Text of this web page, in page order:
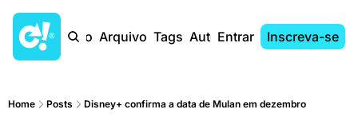
Início Arquivo Tags AutoresEntrar Inscreva-se
Home Posts Disney+ confirma a data de Mulan em dezembro